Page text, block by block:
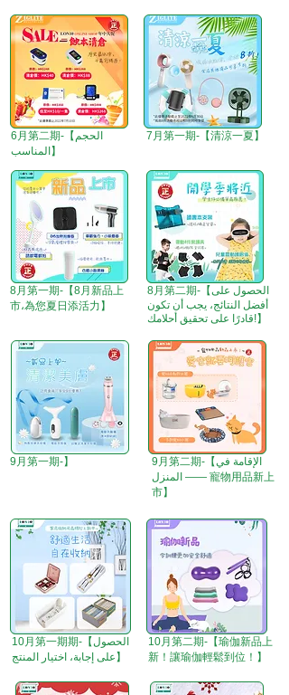
6月第二期-【الحجم
المناسب】
7月第一期-【清涼一夏】
8月第一期-【8月新品上
市،為您夏日添活力】
8月第二期-【الحصول على
أفضل النتائج، يجب أن تكون
قادرًا على تحقيق أحلامك!】
9月第一期-】
9月第二期-【الإقامة في
المنزل —— 寵物用品新上
市】
10月第一期期-【الحصول
على إجابة، اختيار المنتج】
10月第二期-【瑜伽新品上
新！讓瑜伽輕鬆到位！】